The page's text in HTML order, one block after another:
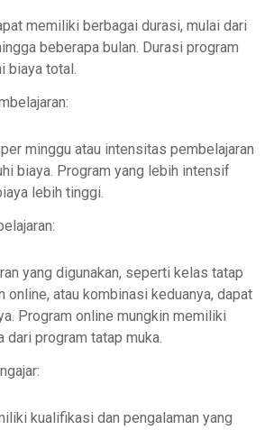
memiliki berbagai durasi, mulai dari
beberapa bulan. Durasi program
biaya total.
minggu atau intensitas pembelajaran
biaya. Program yang lebih intensif
lebih tinggi.
yang digunakan, seperti kelas tatap
online, atau kombinasi keduanya, dapat
Program online mungkin memiliki
dari program tatap muka.
kualifikasi dan pengalaman yang